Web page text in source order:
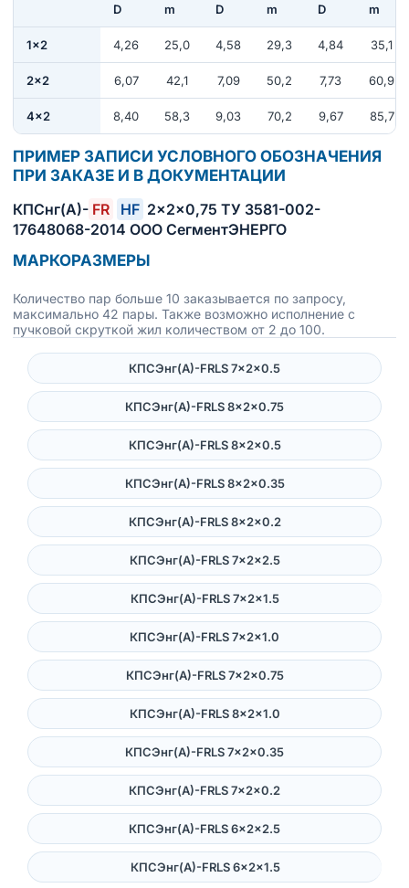
D m D m D m
1×2 4,26 25,0 4,58 29,3 4,84 35,1
2×2 6,07 42,1 7,09 50,2 7,73 60,9
4×2 8,40 58,3 9,03 70,2 9,67 85,7
ПРИМЕР ЗАПИСИ УСЛОВНОГО ОБОЗНАЧЕНИЯ
ПРИ ЗАКАЗЕ И В ДОКУМЕНТАЦИИ
КПСнг(А)- FR HF 2×2×0,75 ТУ 3581-002-
17648068-2014 ООО СегментЭНЕРГО
МАРКОРАЗМЕРЫ
Количество пар больше 10 заказывается по запросу,
максимально 42 пары. Также возможно исполнение с
пучковой скруткой жил количеством от 2 до 100.
КПСЭнг(А)-FRLS 7×2×0.5
КПСЭнг(А)-FRLS 8×2×0.75
КПСЭнг(А)-FRLS 8×2×0.5
КПСЭнг(А)-FRLS 8×2×0.35
КПСЭнг(А)-FRLS 8×2×0.2
КПСЭнг(А)-FRLS 7×2×2.5
КПСЭнг(А)-FRLS 7×2×1.5
КПСЭнг(А)-FRLS 7×2×1.0
КПСЭнг(А)-FRLS 7×2×0.75
КПСЭнг(А)-FRLS 8×2×1.0
КПСЭнг(А)-FRLS 7×2×0.35
КПСЭнг(А)-FRLS 7×2×0.2
КПСЭнг(А)-FRLS 6×2×2.5
КПСЭнг(А)-FRLS 6×2×1.5